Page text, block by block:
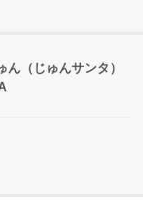
（じゅんサンタ）